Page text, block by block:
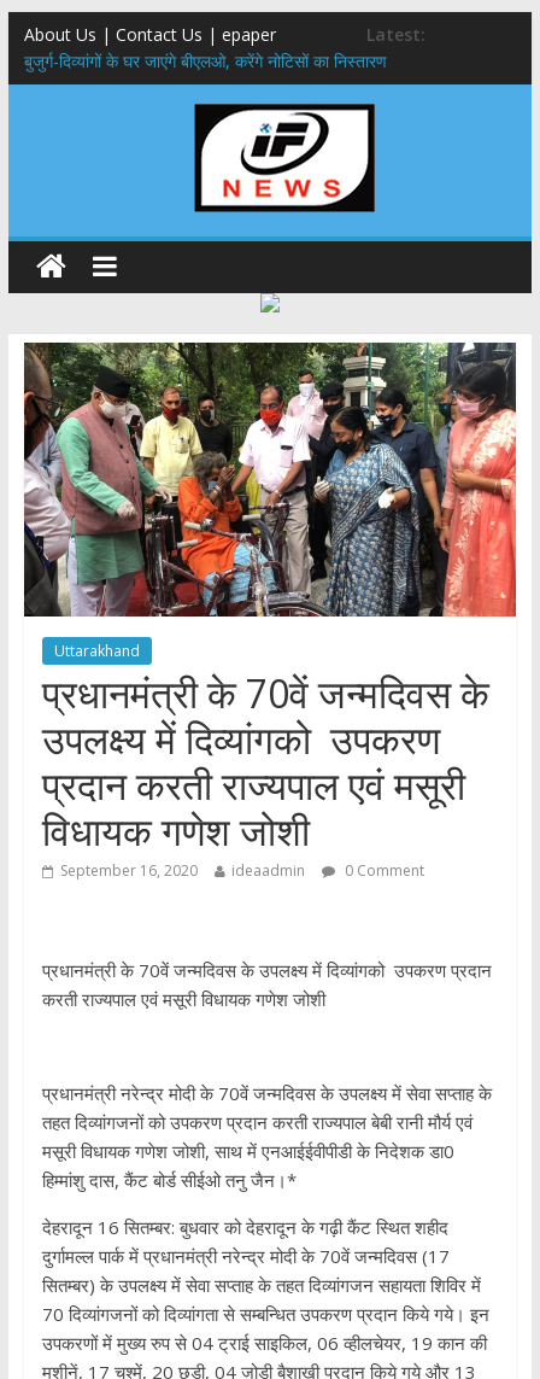
About Us | Contact Us | epaper
Latest:
बुजुर्ग-दिव्यांगों के घर जाएंगे बीएलओ, करेंगे नोटिसों का निस्तारण
24×7 अलर्ट मोड में रहें अधिकारी-मुख्य सचिव मानसून-एसईओसी से मुख्य सचिव ने
की विस्तृत समीक्षा कहा-बंद सड़कों को शीघ्र खोला जाए, लोगों को न हो दिक्कत
459 करोड़ से एचएनबी गढ़वाल विश्वविद्यालय में अनुसंधान संरचना होगी सुदृढ,उच्च
शिक्षा मंत्री धन सिंह रावत ने नवनियुक्त केन्द्रीय शिक्षा मंत्री से की मुलाकात
मुख्यमंत्री से महानिदेशक एनसीसी ने की शिष्टाचार भेंट,उत्तराखण्ड में एनसीसी के
विस्तार एवं आधुनिक आधारभूत संरचना के विकास पर हुई महत्वपूर्ण चर्चा
एमडीडीए बोर्ड बैठक, देहरादून और मसूरी के विकास के लिए 25 बड़े प्रस्तावों को मिली
हरी झंडी
Uttarakhand
प्रधानमंत्री के 70वें जन्मदिवस के
उपलक्ष्य में दिव्यांगको उपकरण
प्रदान करती राज्यपाल एवं मसूरी
विधायक गणेश जोशी
September 16, 2020 ideaadmin 0 Comment
प्रधानमंत्री के 70वें जन्मदिवस के उपलक्ष्य में दिव्यांगको उपकरण प्रदान
करती राज्यपाल एवं मसूरी विधायक गणेश जोशी
प्रधानमंत्री नरेन्द्र मोदी के 70वें जन्मदिवस के उपलक्ष्य में सेवा सप्ताह के
तहत दिव्यांगजनों को उपकरण प्रदान करती राज्यपाल बेबी रानी मौर्य एवं
मसूरी विधायक गणेश जोशी, साथ में एनआईईवीपीडी के निदेशक डा0
हिम्मांशु दास, कैंट बोर्ड सीईओ तनु जैन।*
देहरादून 16 सितम्बर: बुधवार को देहरादून के गढ़ी कैंट स्थित शहीद
दुर्गामल्ल पार्क में प्रधानमंत्री नरेन्द्र मोदी के 70वें जन्मदिवस (17
सितम्बर) के उपलक्ष्य में सेवा सप्ताह के तहत दिव्यांगजन सहायता शिविर में
70 दिव्यांगजनों को दिव्यांगता से सम्बन्धित उपकरण प्रदान किये गये। इन
उपकरणों में मुख्य रुप से 04 ट्राई साइकिल, 06 व्हीलचेयर, 19 कान की
मशीनें, 17 चश्में, 20 छड़ी, 04 जोड़ी बैशाखी प्रदान किये गये और 13